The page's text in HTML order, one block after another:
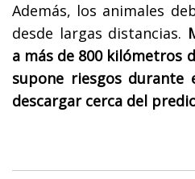
Además, los animales
desde largas distancias.
a más de 800 kilómetros
supone riesgos durante
descargar cerca del